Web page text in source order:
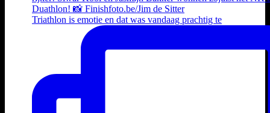
Triathlon is emotie en dat was vandaag prachtig te